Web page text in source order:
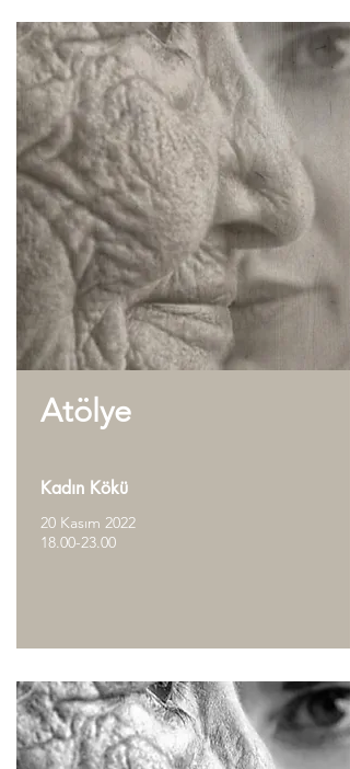
Atölye
Kadın Kökü
20 Kasım 2022
18.00-23.00